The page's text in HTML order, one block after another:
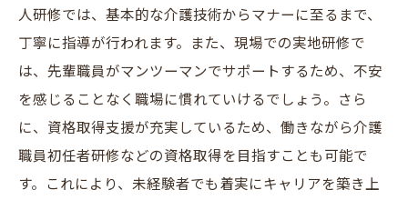
人研修では、基本的な介護技術からマナーに至るまで、
丁寧に指導が行われます。また、現場での実地研修で
は、先輩職員がマンツーマンでサポートするため、不安
を感じることなく職場に慣れていけるでしょう。さら
に、資格取得支援が充実しているため、働きながら介護
職員初任者研修などの資格取得を目指すことも可能で
す。これにより、未経験者でも着実にキャリアを築き上